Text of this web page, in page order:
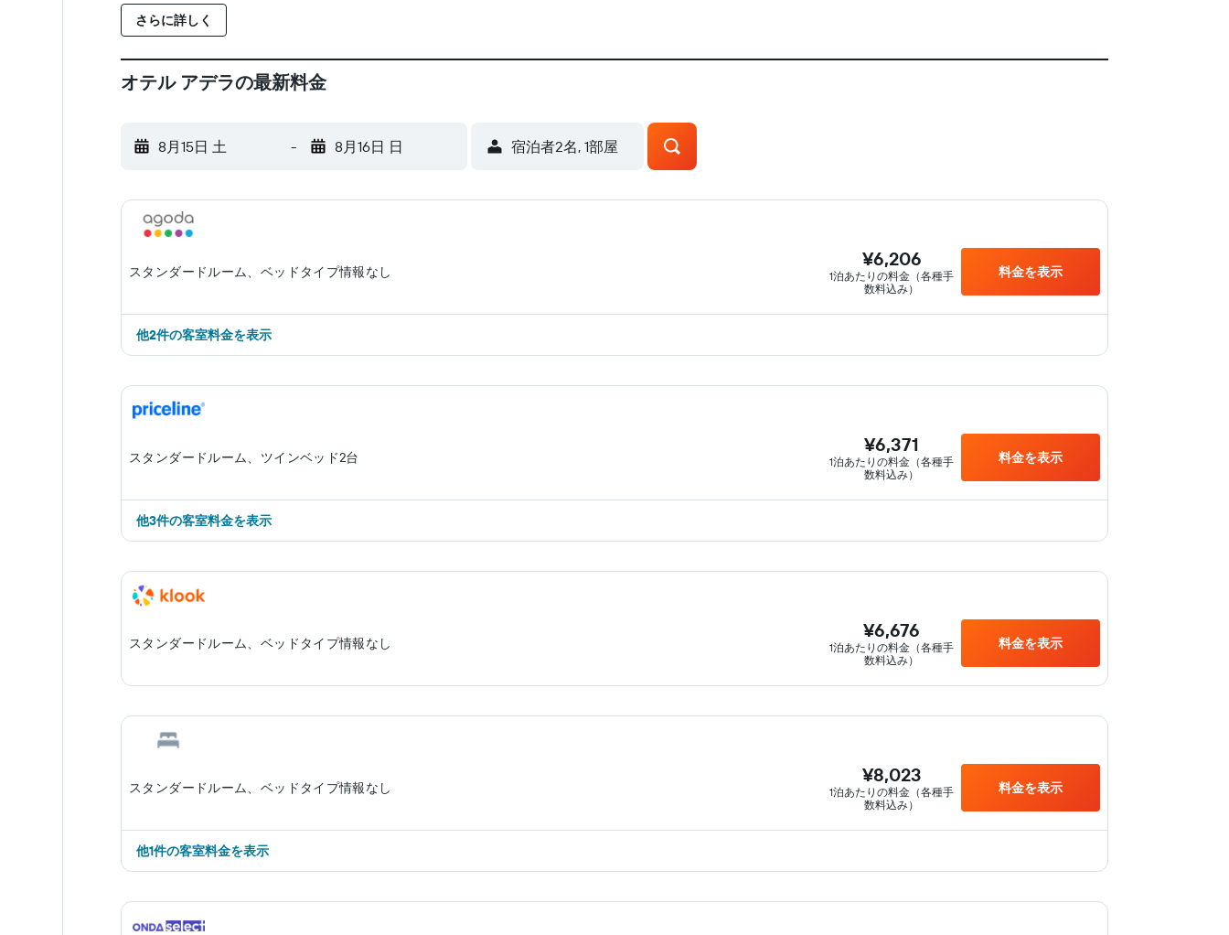
さらに詳しく
オテル アデラの最新料金
8月15日 土 - 8月16日 日 宿泊者2名, 1​部屋
スタンダードルーム、ベッドタイプ情報なし
¥6,206
1泊あたりの料金（各種手
数料込み）
料金を表示
​他2件の客室料金を表示
スタンダードルーム、ツインベッド2台
¥6,371
1泊あたりの料金（各種手
数料込み）
料金を表示
​他3件の客室料金を表示
スタンダードルーム、ベッドタイプ情報なし
¥6,676
1泊あたりの料金（各種手
数料込み）
料金を表示
スタンダードルーム、ベッドタイプ情報なし
¥8,023
1泊あたりの料金（各種手
数料込み）
料金を表示
他1件の客室料金を表示